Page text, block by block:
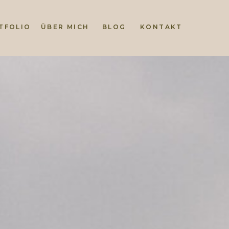
KONTAKT
ÜBER MICH BLOG